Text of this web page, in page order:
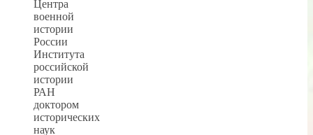
Центра
военной
истории
России
Института
российской
истории
РАН
доктором
исторических
наук